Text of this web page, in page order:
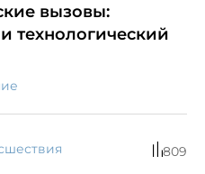
вызовы:
технологический
809